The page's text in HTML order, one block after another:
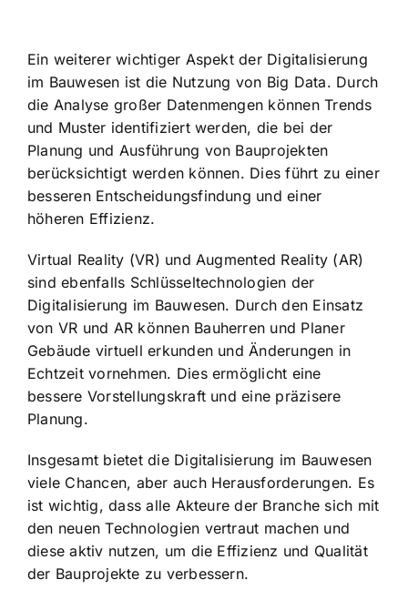
Ein weiterer wichtiger Aspekt der Digitalisierung
im Bauwesen ist die Nutzung von Big Data. Durch
die Analyse großer Datenmengen können Trends
und Muster identifiziert werden, die bei der
Planung und Ausführung von Bauprojekten
berücksichtigt werden können. Dies führt zu einer
besseren Entscheidungsfindung und einer
höheren Effizienz.
Virtual Reality (VR) und Augmented Reality (AR)
sind ebenfalls Schlüsseltechnologien der
Digitalisierung im Bauwesen. Durch den Einsatz
von VR und AR können Bauherren und Planer
Gebäude virtuell erkunden und Änderungen in
Echtzeit vornehmen. Dies ermöglicht eine
bessere Vorstellungskraft und eine präzisere
Planung.
Insgesamt bietet die Digitalisierung im Bauwesen
viele Chancen, aber auch Herausforderungen. Es
ist wichtig, dass alle Akteure der Branche sich mit
den neuen Technologien vertraut machen und
diese aktiv nutzen, um die Effizienz und Qualität
der Bauprojekte zu verbessern.